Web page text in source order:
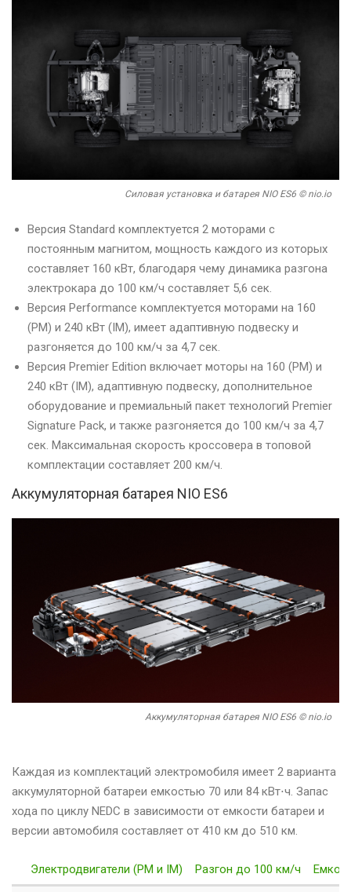
Силовая установка и батарея NIO ES6 © nio.io
Версия Standard комплектуется 2 моторами с
постоянным магнитом, мощность каждого из которых
составляет 160 кВт, благодаря чему динамика разгона
электрокара до 100 км/ч составляет 5,6 сек.
Версия Performance комплектуется моторами на 160
(PM) и 240 кВт (IM), имеет адаптивную подвеску и
разгоняется до 100 км/ч за 4,7 сек.
Версия Premier Edition включает моторы на 160 (PM) и
240 кВт (IM), адаптивную подвеску, дополнительное
оборудование и премиальный пакет технологий Premier
Signature Pack, и также разгоняется до 100 км/ч за 4,7
сек. Максимальная скорость кроссовера в топовой
комплектации составляет 200 км/ч.
Аккумуляторная батарея NIO ES6
Аккумуляторная батарея NIO ES6 © nio.io
Каждая из комплектаций электромобиля имеет 2 варианта
аккумуляторной батареи емкостью 70 или 84 кВт⋅ч. Запас
хода по циклу NEDC в зависимости от емкости батареи и
версии автомобиля составляет от 410 км до 510 км.
Электродвигатели (PM и IM) Разгон до 100 км/ч